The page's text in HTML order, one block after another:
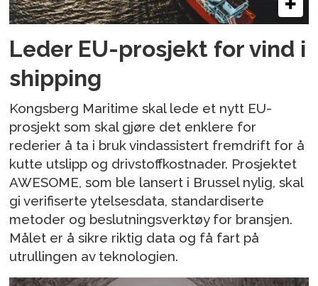
Leder EU-prosjekt for vind i
shipping
Kongsberg Maritime skal lede et nytt EU-
prosjekt som skal gjøre det enklere for
rederier å ta i bruk vindassistert fremdrift for å
kutte utslipp og drivstoffkostnader. Prosjektet
AWESOME, som ble lansert i Brussel nylig, skal
gi verifiserte ytelsesdata, standardiserte
metoder og beslutningsverktøy for bransjen.
Målet er å sikre riktig data og få fart på
utrullingen av teknologien.